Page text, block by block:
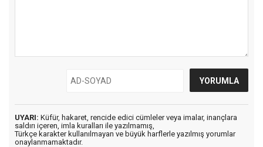
UYARI: Küfür, hakaret, rencide edici cümleler veya imalar, inançlara
saldırı içeren, imla kuralları ile yazılmamış,
Türkçe karakter kullanılmayan ve büyük harflerle yazılmış yorumlar
onaylanmamaktadır.